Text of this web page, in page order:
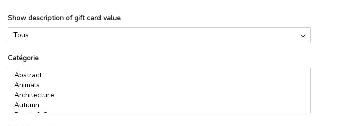
Show description of gift card value
Catégorie